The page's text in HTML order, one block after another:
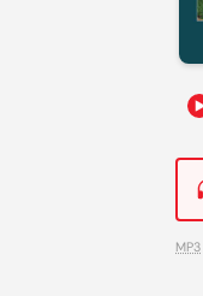
MP3